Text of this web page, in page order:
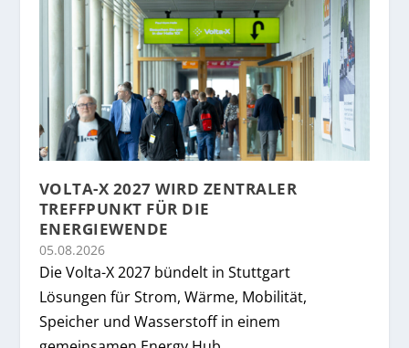
VOLTA-X 2027 WIRD ZENTRALER
TREFFPUNKT FÜR DIE
ENERGIEWENDE
05.08.2026
Die Volta-X 2027 bündelt in Stuttgart
Lösungen für Strom, Wärme, Mobilität,
Speicher und Wasserstoff in einem